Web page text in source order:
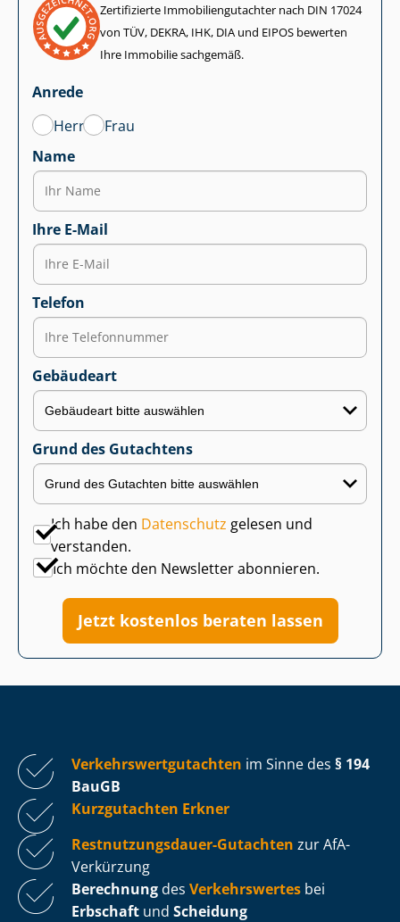
Zertifizierte Im­mo­bi­li­en­gut­ach­ter nach DIN 17024
von TÜV, DEKRA, IHK, DIA und EIPOS bewerten
Ihre Immobilie sachgemäß.
Anrede
Herr
Frau
Name
Ihre E-Mail
Telefon
Gebäudeart
Grund des Gutachtens
Ich habe den Datenschutz gelesen und
verstanden.
Ich möchte den Newsletter abonnieren.
Jetzt kostenlos beraten lassen
Ver­kehrs­wert­gut­ach­ten im Sinne des § 194
BauGB
Kurzgutachten Erkner
Rest­nut­zungs­dau­er-Gutachten zur AfA-
Verkürzung
Berechnung des Verkehrswertes bei
Erbschaft und Scheidung